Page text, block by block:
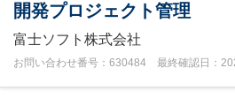
開発プロジェクト管理
富士ソフト株式会社
お問い合わせ番号：630484 最終確認日：